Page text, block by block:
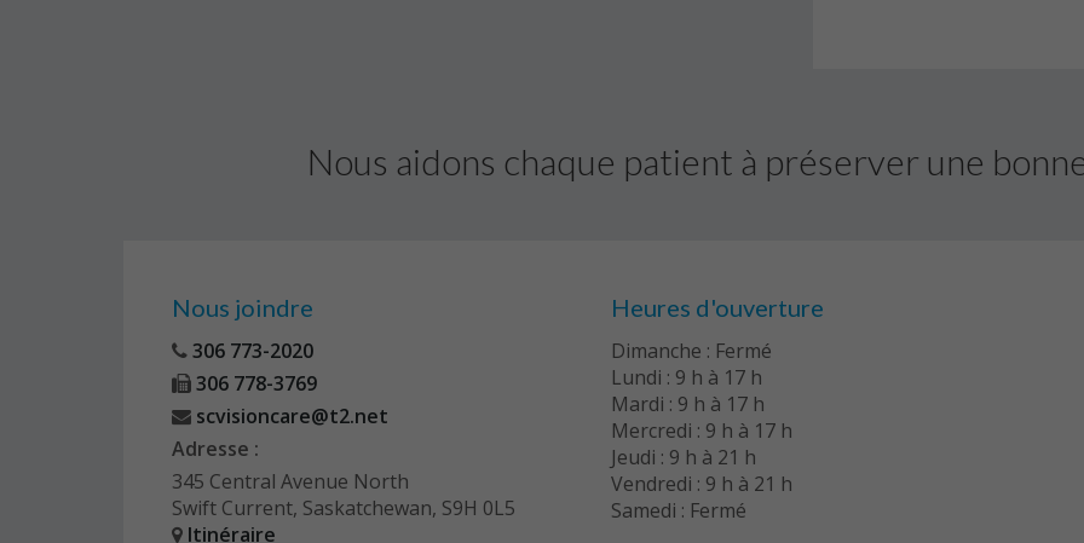
Nous aidons chaque patient à préserver une
Nous joindre
306 773-2020
306 778-3769
scvisioncare@t2.net
Adresse :
345 Central Avenue North
Swift Current, Saskatchewan, S9H 0L5
Itinéraire
Heures d'ouverture
Dimanche : Fermé
Lundi : 9 h à 17 h
Mardi : 9 h à 17 h
Mercredi : 9 h à 17 h
Jeudi : 9 h à 21 h
Vendredi : 9 h à 21 h
Samedi : Fermé